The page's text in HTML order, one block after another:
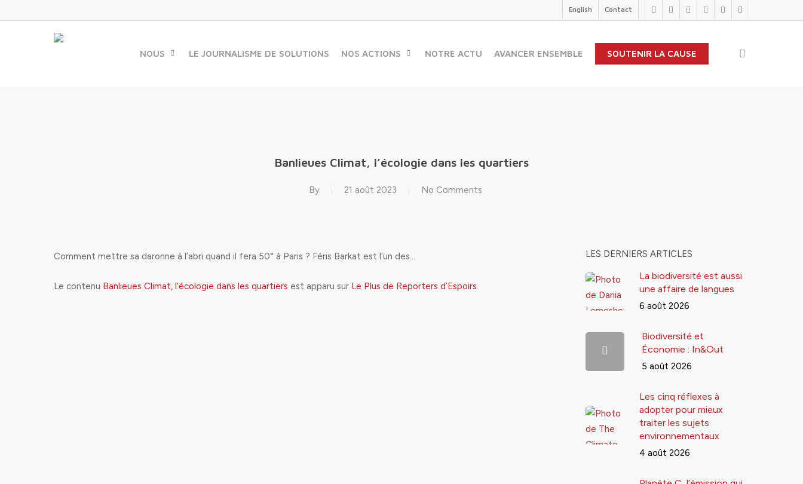
to
twitterfacebooklinkedinyoutubeinstagram
flickr
English Contact
NOUS LE JOURNALISME DE SOLUTIONS NOS ACTIONS NOTRE ACTU AVANCER ENSEMBLE SOUTENIR LA CAUSE
Banlieues Climat, l’écologie dans les quartiers
By 21 août 2023 No Comments
Comment mettre sa daronne à l’abri quand il fera 50° à Paris ? Féris Barkat est l’un des…
Le contenu Banlieues Climat, l’écologie dans les quartiers est apparu sur Le Plus de Reporters d’Espoirs.
LES DERNIERS ARTICLES
La biodiversité est aussi
une affaire de langues
6 août 2026
Biodiversité et
Économie : In&Out
5 août 2026
Les cinq réflexes à
adopter pour mieux
traiter les sujets
environnementaux
4 août 2026